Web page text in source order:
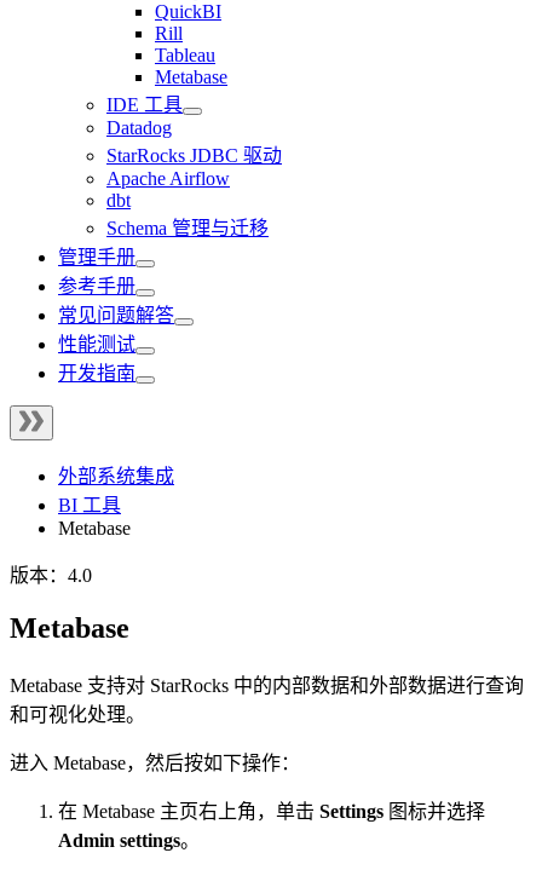
QuickBI
Rill
Tableau
Metabase
IDE 工具
Datadog
StarRocks JDBC 驱动
Apache Airflow
dbt
Schema 管理与迁移
管理手册
参考手册
常见问题解答
性能测试
开发指南
外部系统集成
BI 工具
Metabase
版本：4.0
Metabase
Metabase 支持对 StarRocks 中的内部数据和外部数据进行查询
和可视化处理。
进入 Metabase，然后按如下操作：
在 Metabase 主页右上角，单击 Settings 图标并选择
Admin settings。